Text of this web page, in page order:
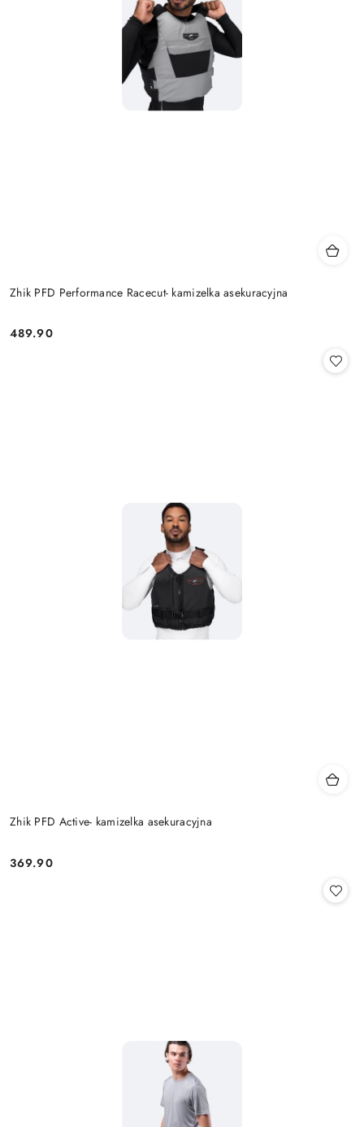
Zhik PFD Performance Racecut- kamizelka asekuracyjna
Cena:
489.90
Zhik PFD Active- kamizelka asekuracyjna
Cena:
369.90